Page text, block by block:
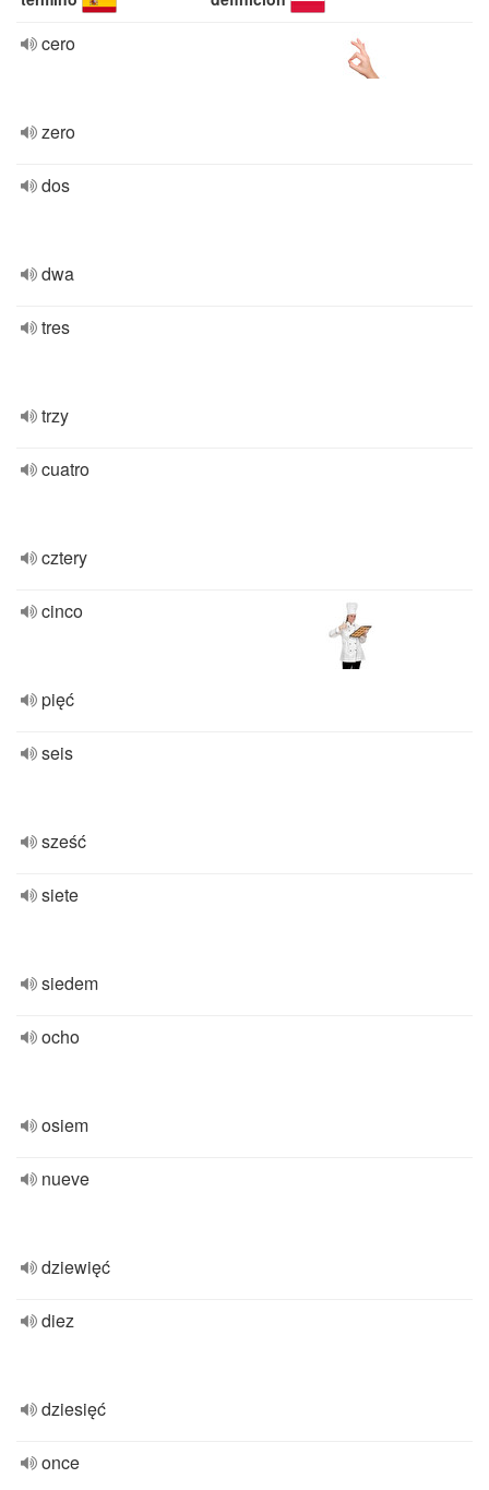
cero
zero
dos
dwa
tres
trzy
cuatro
cztery
cinco
pięć
seis
sześć
siete
siedem
ocho
osiem
nueve
dziewięć
diez
dziesięć
once